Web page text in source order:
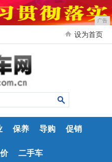
广告
设为首页
保养 导购 促销
二手车